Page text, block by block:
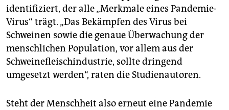
identifiziert, der alle „Merkmale eines Pandemie-
Virus“ trägt. „Das Bekämpfen des Virus bei
Schweinen sowie die genaue Überwachung der
menschlichen Population, vor allem aus der
Schweinefleischindustrie, sollte dringend
umgesetzt werden“, raten die Studienautoren.
Steht der Menschheit also erneut eine Pandemie